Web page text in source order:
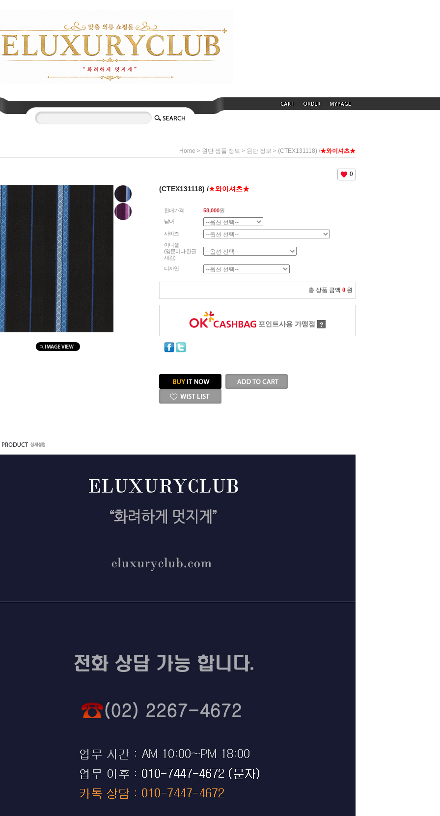
Home > 원단 샘플 정보 > 원단 정보 > (CTEX131118) /★와이셔츠★
0
(CTEX131118) /★와이셔츠★
판매가격 58,000원
남녀
사이즈
이니셜
(영문이나 한글
새김)
디자인
총 상품 금액 0 원
포인트사용 가맹점 ?